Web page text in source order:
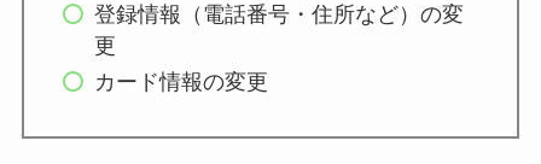
登録情報（電話番号・住所など）の変
更
カード情報の変更